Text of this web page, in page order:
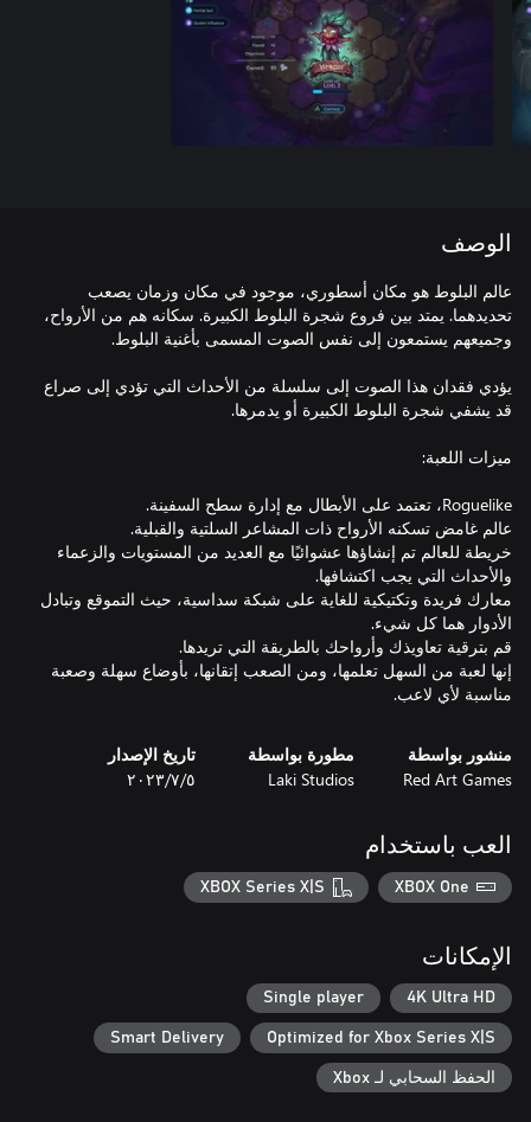
الوصف
عالم البلوط هو مكان أسطوري، موجود في مكان وزمان يصعب
تحديدهما. يمتد بين فروع شجرة البلوط الكبيرة. سكانه هم من الأرواح،
يؤدي فقدان هذا الصوت إلى سلسلة من الأحداث التي تؤدي إلى صراع
خريطة للعالم تم إنشاؤها عشوائيًا مع العديد من المستويات والزعماء
معارك فريدة وتكتيكية للغاية على شبكة سداسية، حيث التموقع وتبادل
إنها لعبة من السهل تعلمها، ومن الصعب إتقانها، بأوضاع سهلة وصعبة
مناسبة لأي لاعب.
منشور بواسطة
Red Art Games
مطورة بواسطة
Laki Studios
تاريخ الإصدار
٥‏/٧‏/٢٠٢٣
العب باستخدام
XBOX One
XBOX Series X|S
الإمكانات
4K Ultra HD
Single player
Optimized for Xbox Series X|S
Smart Delivery
الحفظ السحابي لـ Xbox